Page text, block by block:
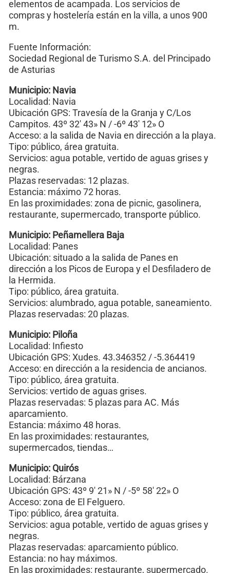
elementos de acampada. Los servicios de
compras y hostelería están en la villa, a unos 900
m.
Fuente Información:
Sociedad Regional de Turismo S.A. del Principado
de Asturias
Municipio: Navia
Localidad: Navia
Ubicación GPS: Travesía de la Granja y C/Los
Campitos. 43º 32′ 43» N / -6º 43′ 12» O
Acceso: a la salida de Navia en dirección a la playa.
Tipo: público, área gratuita.
Servicios: agua potable, vertido de aguas grises y
negras.
Plazas reservadas: 12 plazas.
Estancia: máximo 72 horas.
En las proximidades: zona de picnic, gasolinera,
restaurante, supermercado, transporte público.
Municipio: Peñamellera Baja
Localidad: Panes
Ubicación: situado a la salida de Panes en
dirección a los Picos de Europa y el Desfiladero de
la Hermida.
Tipo: público, área gratuita.
Servicios: alumbrado, agua potable, saneamiento.
Plazas reservadas: 20 plazas.
Municipio: Piloña
Localidad: Infiesto
Ubicación GPS: Xudes. 43.346352 / -5.364419
Acceso: en dirección a la residencia de ancianos.
Tipo: público, área gratuita.
Servicios: vertido de aguas grises.
Plazas reservadas: 5 plazas para AC. Más
aparcamiento.
Estancia: máximo 48 horas.
En las proximidades: restaurantes,
supermercados, tiendas…
Municipio: Quirós
Localidad: Bárzana
Ubicación GPS: 43º 9′ 21» N / -5º 58′ 22» O
Acceso: zona de El Felguero.
Tipo: público, área gratuita.
Servicios: agua potable, vertido de aguas grises y
negras.
Plazas reservadas: aparcamiento público.
Estancia: no hay máximos.
En las proximidades: restaurante, supermercado.